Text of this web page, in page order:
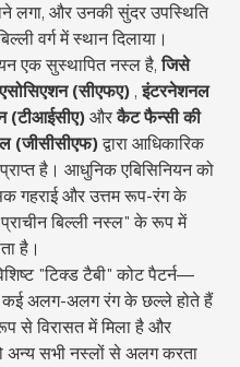
लगा, और उनकी सुंदर उपस्थिति
वर्ग में स्थान दिलाया।
एक सुस्थापित नस्ल है, जिसे
(सीएफए) , इंटरनेशनल
(टीआईसीए) और कैट फैन्सी की
(जीसीसीएफ) द्वारा आधिकारिक
है। आधुनिक एबिसिनियन को
गहराई और उत्तम रूप-रंग के
बिल्ली नस्ल" के रूप में
है।
"टिक्ड टैबी" कोट पैटर्न—
कई अलग-अलग रंग के छल्ले होते हैं
विरासत में मिला है और
अन्य सभी नस्लों से अलग करता